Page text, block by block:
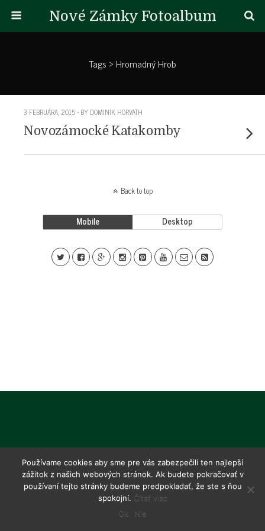
Nové Zámky Fotoalbum
Tags › Hromadný Hrob
3 FEBRUÁRA, 2015 • BY DOMINIK HORVATH
Novozámocké Katakomby
Back to top
Mobile Desktop
Používame cookies aby sme pre vás zabezpečili ten najlepší
zážitok z našich webových stránok. Ak budete pokračovať v
používaní tejto stránky budeme predpokladať, že ste s ňou
spokojní. Čítať viac
Ok
Nie